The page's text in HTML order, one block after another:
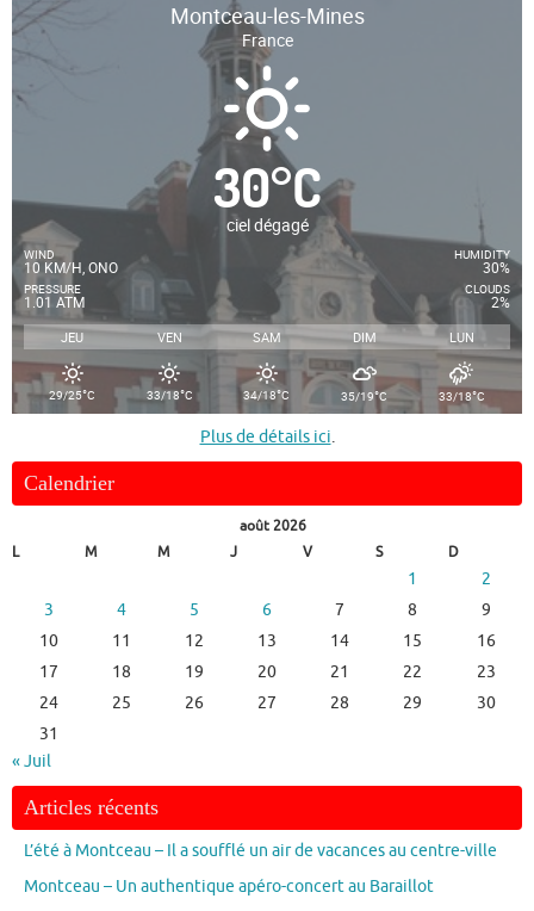
Montceau-les-Mines
France
30°C
ciel dégagé
WIND
10 KM/H, ONO
PRESSURE
1.01 ATM
HUMIDITY
30%
CLOUDS
2%
JEU VEN SAM DIM LUN
29/25°C 33/18°C 34/18°C 35/19°C 33/18°C
Plus de détails ici.
Calendrier
août 2026
L
M M J V S D
1
2
3
4 5 6 7 8
9
10
11 12 13 14 15
16
17
18 19 20 21 22
23
24
25 26 27 28 29
30
31
« Juil
Articles récents
L’été à Montceau – Il a soufflé un air de vacances au centre-ville
Montceau – Un authentique apéro-concert au Baraillot